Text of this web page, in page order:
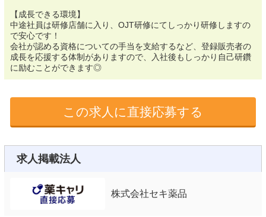
【成長できる環境】
中途社員は研修店舗に入り、OJT研修にてしっかり研修しますの
で安心です！
会社が認める資格についての手当を支給するなど、登録販売者の
成長を応援する体制がありますので、入社後もしっかり自己研鑽
に励むことができます◎
この求人に直接応募する
求人掲載法人
株式会社セキ薬品